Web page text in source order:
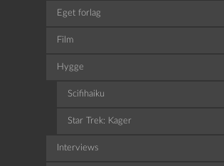
Eget forlag
Film
Hygge
Scifihaiku
Star Trek: Kager
Interviews